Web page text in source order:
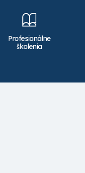
Profesionálne
školenia